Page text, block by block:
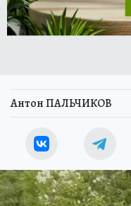
Антон ПАЛЬЧИКОВ